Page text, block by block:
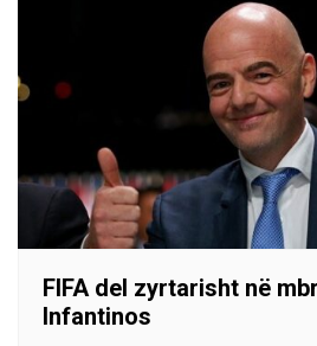
FIFA del zyrtarisht në
Infantinos